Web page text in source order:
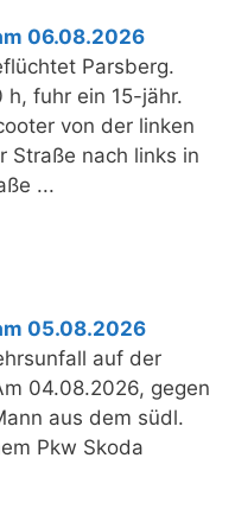
06.08.2026
Parsberg.
fuhr ein 15-jähr.
von der linken
Straße nach links in
...
05.08.2026
auf der
04.08.2026, gegen
aus dem südl.
Pkw Skoda